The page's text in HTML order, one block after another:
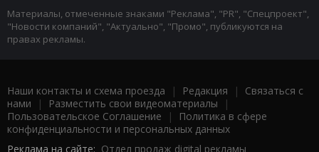
Материалы, отмеченные знаками "Реклама", "PR", "Спецпроект",
"Новости компаний", "Актуально", "Промо", публикуются на
правах рекламы.
Наши контакты и схема проезда | Редакция | Связаться с
нами | Разместить свои видеоматериалы |
Пользовательское Соглашение |
Политика в сфере
конфиденциальности и персональных данных
Реклама на сайте: Отдел продаж digital рекламы